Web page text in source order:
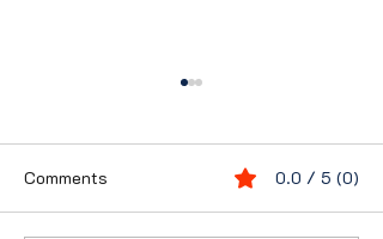
Comments 0.0 / 5 (0)